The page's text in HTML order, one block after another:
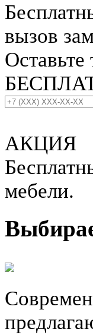
вызов
АКЦИЯ
мебели.